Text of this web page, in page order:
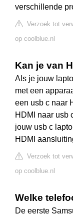
verschillende
Verzoek tot
op coolblue.nl
Kan je van
Als je jouw
met een
een usb c naar
HDMI naar usb
jouw usb c
HDMI
Verzoek tot
op coolblue.nl
Welke
De eerste